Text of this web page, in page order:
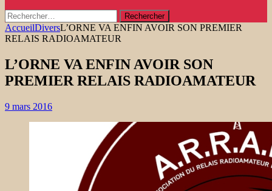
Rechercher :
AccueilDiversL’ORNE VA ENFIN AVOIR SON PREMIER
RELAIS RADIOAMATEUR
L’ORNE VA ENFIN AVOIR SON
PREMIER RELAIS RADIOAMATEUR
9 mars 2016